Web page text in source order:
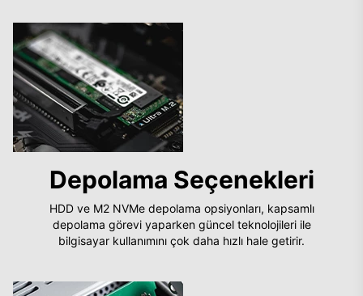
Depolama Seçenekleri
HDD ve M2 NVMe depolama opsiyonları, kapsamlı
depolama görevi yaparken güncel teknolojileri ile
bilgisayar kullanımını çok daha hızlı hale getirir.